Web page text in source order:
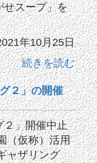
せスープ」を
年10月25日
続きを読む
２」の開催
２」開催中止
（仮称）活用
ャザリング